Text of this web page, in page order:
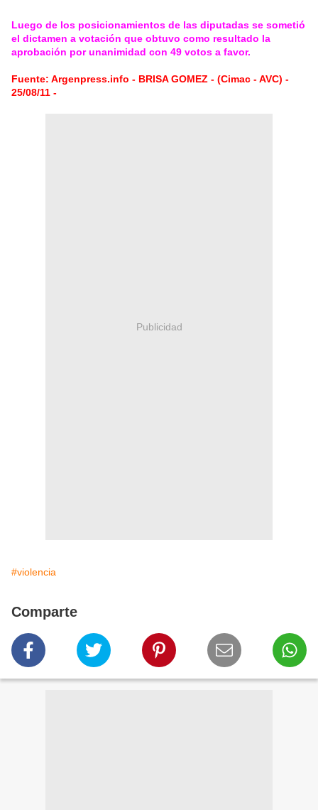
Luego de los posicionamientos de las diputadas se sometió
el dictamen a votación que obtuvo como resultado la
aprobación por unanimidad con 49 votos a favor.
Fuente: Argenpress.info - BRISA GOMEZ - (Cimac - AVC) -
25/08/11 -
Publicidad
#violencia
Comparte